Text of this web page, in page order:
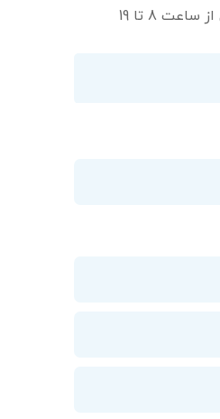
8 تا 19